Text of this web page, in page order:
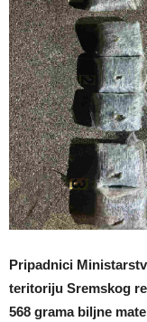
Pripadnici
teritoriju Sremskog
568 grama biljne